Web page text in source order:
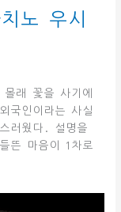
노 우시
래 꽃을 사기에
국인이라는 사실
러웠다. 설명을
뜬 마음이 1차로